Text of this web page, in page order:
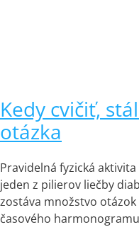
Kedy cvičiť,
otázka
Pravidelná fyzická
jeden z pilierov liečby
zostáva množstvo
časového